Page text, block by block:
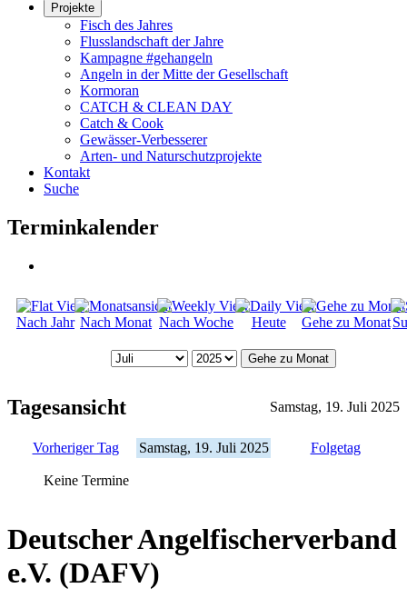
Projekte
Fisch des Jahres
Flusslandschaft der Jahre
Kampagne #gehangeln
Angeln in der Mitte der Gesellschaft
Kormoran
CATCH & CLEAN DAY
Catch & Cook
Gewässer-Verbesserer
Arten- und Naturschutzprojekte
Kontakt
Suche
Terminkalender
Nach Jahr Nach Monat Nach Woche Heute Gehe zu Monat
Gehe zu Monat
Tagesansicht Samstag, 19. Juli 2025
Vorheriger Tag Samstag, 19. Juli 2025 Folgetag
Keine Termine
Deutscher Angelfischerverband
e.V. (DAFV)